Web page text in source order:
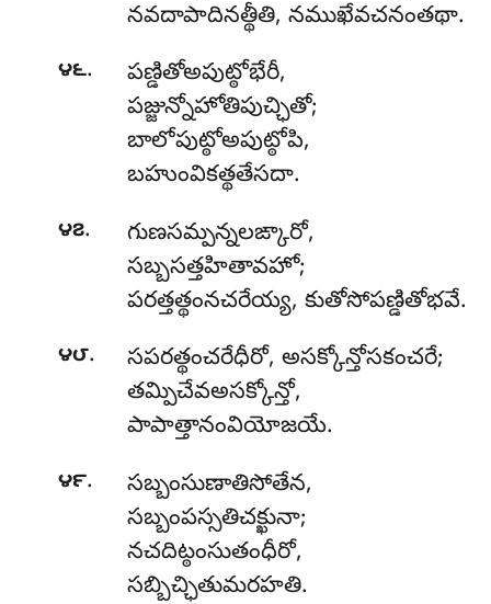
నవదాపాదినత్థీతి, నముఖేవచనంతథా.
౪౬. పణ్డితోఅపుట్ఠోభేరీ,
పజ్జున్నోహోతిపుచ్ఛితో;
బాలోపుట్ఠోఅపుట్ఠోపి,
బహుంవికత్థతేసదా.
౪౭.
గుణసమ్పన్నలఙ్కారో,
సబ్బసత్తహితావహో;
పరత్తత్థంనచరేయ్య, కుతోసోపణ్డితోభవే.
౪౮.
సపరత్థంచరేధీరో, అసక్కోన్తోసకంచరే;
తమ్పిచేవఅసక్కోన్తో,
పాపాత్తానంవియోజయే.
౪౯. సబ్బంసుణాతిసోతేన,
సబ్బంపస్సతిచక్ఖునా;
నచదిట్ఠంసుతంధీరో,
సబ్బిచ్ఛితుమరహతి.